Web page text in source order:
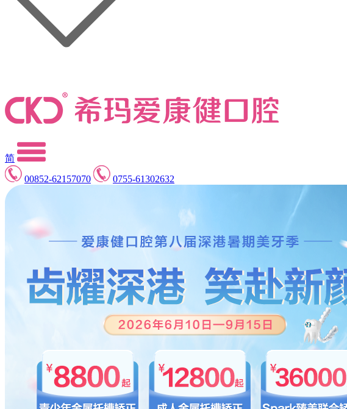
简
00852-62157070
0755-61302632